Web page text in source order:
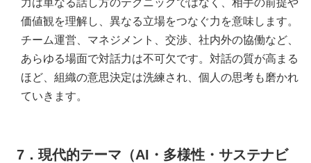
価値観を理解し、異なる立場をつなぐ力を意味します。
チーム運営、マネジメント、交渉、社内外の協働など、
あらゆる場面で対話力は不可欠です。対話の質が高まる
ほど、組織の意思決定は洗練され、個人の思考も磨かれ
ていきます。
7．現代的テーマ（AI・多様性・サステナビ